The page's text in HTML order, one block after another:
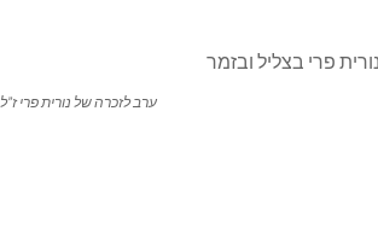
ערב לזכרה של נורית פרי ז”ל